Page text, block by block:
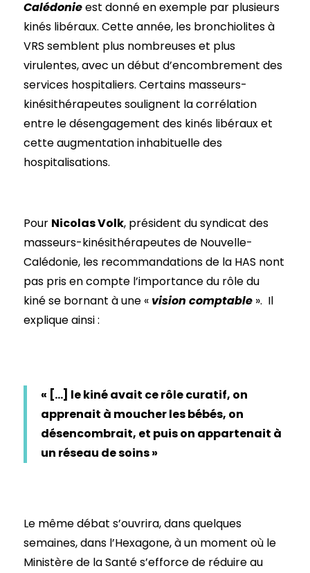
Calédonieest donné en exemple par plusieurs
kinés libéraux. Cette année, les bronchiolites à
VRS semblent plus nombreuses et plus
virulentes, avec un début d’encombrement des
services hospitaliers. Certains masseurs-
kinésithérapeutes soulignent la corrélation
entre le désengagement des kinés libéraux et
cette augmentation inhabituelle des
hospitalisations.
Pour Nicolas Volk, président du syndicat des
masseurs-kinésithérapeutes de Nouvelle-
Calédonie, les recommandations de la HAS nont
pas pris en compte l’importance du rôle du
kiné se bornant à une « vision comptable». Il
explique ainsi :
« […] le kiné avait ce rôle curatif, on
apprenait à moucher les bébés, on
désencombrait, et puis on appartenait à
un réseau de soins »
Le même débat s’ouvrira, dans quelques
semaines, dans l’Hexagone, à un moment où le
Ministère de la Santé s’efforce de réduire au